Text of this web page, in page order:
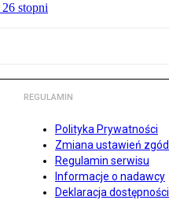
stopni
REGULAMIN
Polityka Prywatności
Zmiana ustawień zgód
Regulamin serwisu
Informacje o nadawcy
Deklaracja dostępności